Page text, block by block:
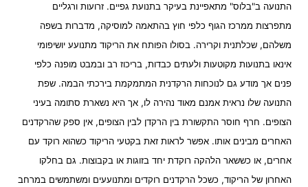
התנועה ב"בלוס" מתאפיינת בעיקר בתנועת גפיים. זרועות ורגליים
מתפרצות ממרכז הגוף כלפי חוץ בהתאמה למוסיקה, מדברות בשפה
משלהם, שכלתנית וקרירה. בסולו הפותח את הריקוד מתנועע יושיפומי
אינאו בתנועות מקוטעות ולעתים כבדות, בריכוז רב ובמבט מופנה כלפי
פנים אך מודע גם לנוכחות הרקדנית המתמקמת בירכתי הבמה. שפת
התנועה שלו נראית אמנם מאוד נהירה לו, אך היא נשארת סתומה בעיני
הצופים. חרף חוסר התקשורת בין הרקדן לבין הצופים, אין ספק שהרקדנים
האחרים מבינים אותו. אפשר לראות זאת בקטעי הריקוד כשהוא רוקד עם
אחרים, או כששאר הלהקה רוקדת יחד בזוגות או בקבוצות. גם בחלקו
האחרון של הריקוד, כשכל הרקדנים רוקדים ומתנועעים ומשתמשים במרחב